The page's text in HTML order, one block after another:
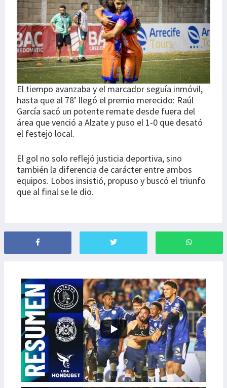
El tiempo avanzaba y el marcador seguía inmóvil,
hasta que al 78’ llegó el premio merecido: Raúl
García sacó un potente remate desde fuera del
área que venció a Alzate y puso el 1-0 que desató
el festejo local.
El gol no solo reflejó justicia deportiva, sino
también la diferencia de carácter entre ambos
equipos. Lobos insistió, propuso y buscó el triunfo
que al final se le dio.